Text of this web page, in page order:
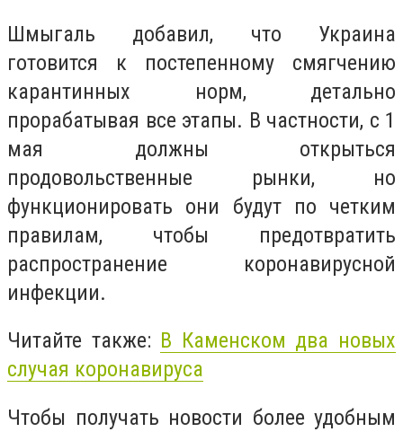
Шмыгаль добавил, что Украина
готовится к постепенному смягчению
карантинных норм, детально
прорабатывая все этапы. В частности, с 1
мая должны открыться
продовольственные рынки, но
функционировать они будут по четким
правилам, чтобы предотвратить
распространение коронавирусной
инфекции.
Читайте также: В Каменском два новых
случая коронавируса
Чтобы получать новости более удобным